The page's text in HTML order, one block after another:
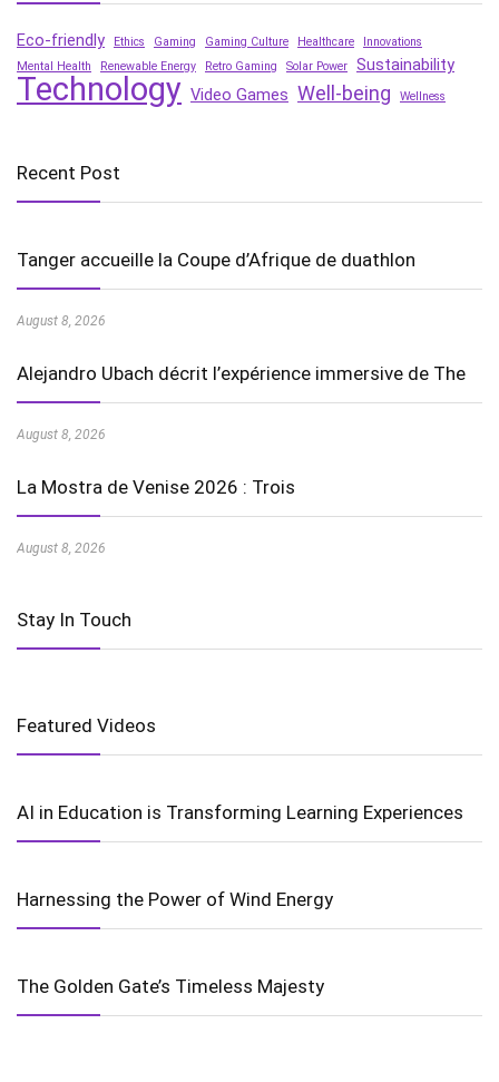
Eco-friendly Ethics Gaming Gaming Culture Healthcare
Innovations
Mental Health
Renewable Energy Retro Gaming Solar Power Sustainability
Technology Video Games Well-being Wellness
Recent Post
Tanger accueille la Coupe d’Afrique de duathlon
August 8, 2026
Alejandro Ubach décrit l’expérience immersive de The
August 8, 2026
La Mostra de Venise 2026 : Trois
August 8, 2026
Stay In Touch
Featured Videos
AI in Education is Transforming Learning Experiences
Harnessing the Power of Wind Energy
The Golden Gate’s Timeless Majesty